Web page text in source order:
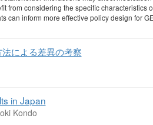
from considering the specific characteristics
can inform more effective policy design for GE
による差異の考察
in Japan
Kondo